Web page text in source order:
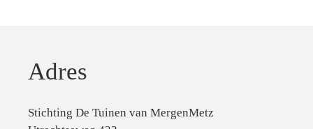
Adres
Stichting De Tuinen van MergenMetz